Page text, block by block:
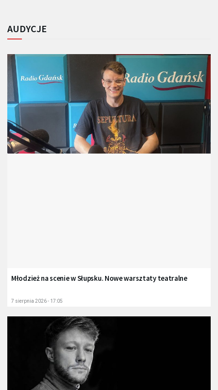
AUDYCJE
Młodzież na scenie w Słupsku. Nowe warsztaty teatralne
7 sierpnia 2026 - 17:05